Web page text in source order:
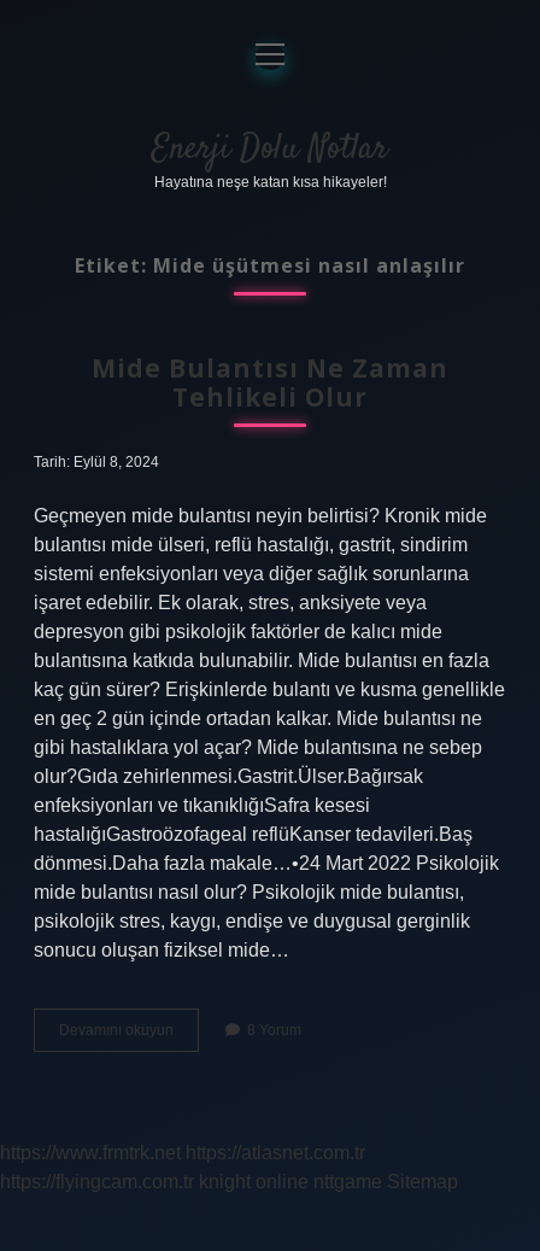
Anasayfa
Gizlilik Politikası
Yasal Uyarı
menüyü
aç
Enerji Dolu Notlar
Hayatına neşe katan kısa hikayeler!
Etiket: Mide üşütmesi nasıl anlaşılır
Mide Bulantısı Ne Zaman
Tehlikeli Olur
Tarih: Eylül 8, 2024
Geçmeyen mide bulantısı neyin belirtisi? Kronik mide
bulantısı mide ülseri, reflü hastalığı, gastrit, sindirim
sistemi enfeksiyonları veya diğer sağlık sorunlarına
işaret edebilir. Ek olarak, stres, anksiyete veya
depresyon gibi psikolojik faktörler de kalıcı mide
bulantısına katkıda bulunabilir. Mide bulantısı en fazla
kaç gün sürer? Erişkinlerde bulantı ve kusma genellikle
en geç 2 gün içinde ortadan kalkar. Mide bulantısı ne
gibi hastalıklara yol açar? Mide bulantısına ne sebep
olur?Gıda zehirlenmesi.Gastrit.Ülser.Bağırsak
enfeksiyonları ve tıkanıklığıSafra kesesi
hastalığıGastroözofageal reflüKanser tedavileri.Baş
dönmesi.Daha fazla makale…•24 Mart 2022 Psikolojik
mide bulantısı nasıl olur? Psikolojik mide bulantısı,
psikolojik stres, kaygı, endişe ve duygusal gerginlik
sonucu oluşan fiziksel mide…
Devamını okuyun
Bulantısı
8 Yorum
https://www.frmtrk.net https://atlasnet.com.tr
https://flyingcam.com.tr knight online nttgame Sitemap